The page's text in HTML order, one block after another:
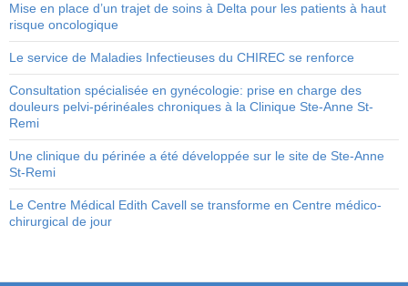
Mise en place d’un trajet de soins à Delta pour les patients à haut
risque oncologique
Le service de Maladies Infectieuses du CHIREC se renforce
Consultation spécialisée en gynécologie: prise en charge des
douleurs pelvi-périnéales chroniques à la Clinique Ste-Anne St-
Remi
Une clinique du périnée a été développée sur le site de Ste-Anne
St-Remi
Le Centre Médical Edith Cavell se transforme en Centre médico-
chirurgical de jour